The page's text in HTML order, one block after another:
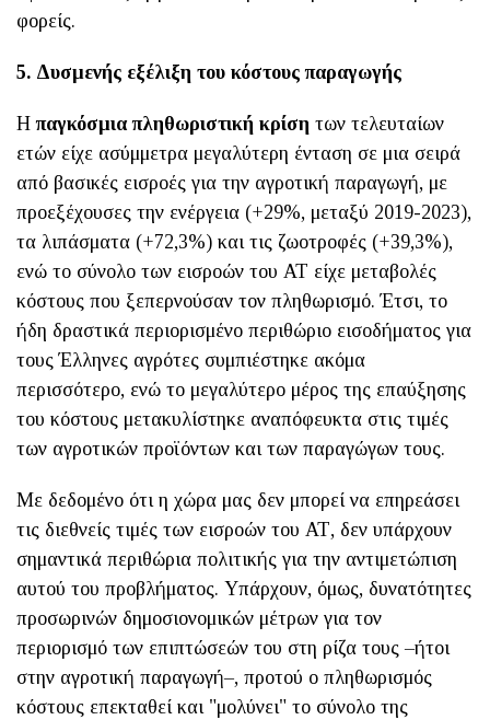
φορείς.
5. Δυσμενής εξέλιξη του κόστους παραγωγής
Η παγκόσμια πληθωριστική κρίση των τελευταίων
ετών είχε ασύμμετρα μεγαλύτερη ένταση σε μια σειρά
από βασικές εισροές για την αγροτική παραγωγή, με
προεξέχουσες την ενέργεια (+29%, μεταξύ 2019-2023),
τα λιπάσματα (+72,3%) και τις ζωοτροφές (+39,3%),
ενώ το σύνολο των εισροών του ΑΤ είχε μεταβολές
κόστους που ξεπερνούσαν τον πληθωρισμό. Έτσι, το
ήδη δραστικά περιορισμένο περιθώριο εισοδήματος για
τους Έλληνες αγρότες συμπιέστηκε ακόμα
περισσότερο, ενώ το μεγαλύτερο μέρος της επαύξησης
του κόστους μετακυλίστηκε αναπόφευκτα στις τιμές
των αγροτικών προϊόντων και των παραγώγων τους.
Με δεδομένο ότι η χώρα μας δεν μπορεί να επηρεάσει
τις διεθνείς τιμές των εισροών του ΑΤ, δεν υπάρχουν
σημαντικά περιθώρια πολιτικής για την αντιμετώπιση
αυτού του προβλήματος. Υπάρχουν, όμως, δυνατότητες
προσωρινών δημοσιονομικών μέτρων για τον
περιορισμό των επιπτώσεών του στη ρίζα τους –ήτοι
στην αγροτική παραγωγή–, προτού ο πληθωρισμός
κόστους επεκταθεί και "μολύνει" το σύνολο της